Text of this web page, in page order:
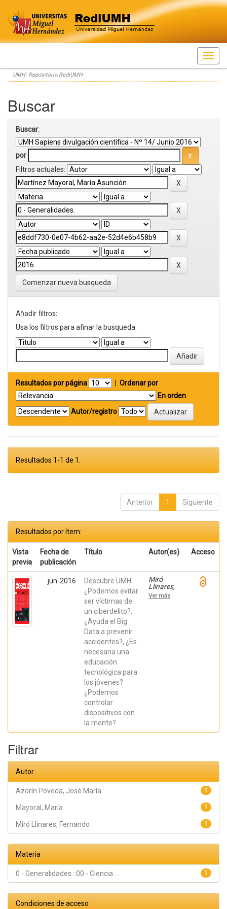
Skip
navigation
UMH: Repositorio RediUMH
Buscar
Buscar:
por
Filtros actuales:
Comenzar nueva busqueda
Añadir filtros:
Usa los filtros para afinar la busqueda.
Resultados por página
Ordenar por
En orden
Autor/registro
Resultados 1-1 de 1.
Anterior 1 Siguiente
Resultados por ítem:
Vista
previa
Fecha de
publicación
Título Autor(es) Acceso
jun-2016
Descubre UMH:
¿Podemos evitar
ser víctimas de
un ciberdelito?,
¿Ayuda el Big
Data a prevenir
accidentes?, ¿Es
necesaria una
educación
tecnológica para
los jóvenes?
¿Podemos
controlar
dispositivos con
la mente?
Miró
Llinares,
Fernando;
Úbeda
Ver más
Filtrar
Autor
1
Azorín Poveda, José María
1
Mayoral, María
1
Miró Llinares, Fernando
Materia
1
0 - Generalidades.::00 - Ciencia ...
Condiciones de acceso